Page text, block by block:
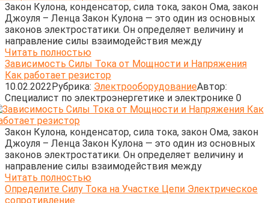
Закон Кулона, конденсатор, сила тока, закон Ома, закон
Джоуля – Ленца Закон Кулона — это один из основных
законов электростатики. Он определяет величину и
направление силы взаимодействия между
Читать полностью
Зависимость Силы Тока от Мощности и Напряжения
Как работает резистор
10.02.2022Рубрика: ЭлектрооборудованиеАвтор:
Cпециалист по электроэнергетике и электронике 0
Закон Кулона, конденсатор, сила тока, закон Ома, закон
Джоуля – Ленца Закон Кулона — это один из основных
законов электростатики. Он определяет величину и
направление силы взаимодействия между
Читать полностью
Определите Силу Тока на Участке Цепи Электрическое
сопротивление